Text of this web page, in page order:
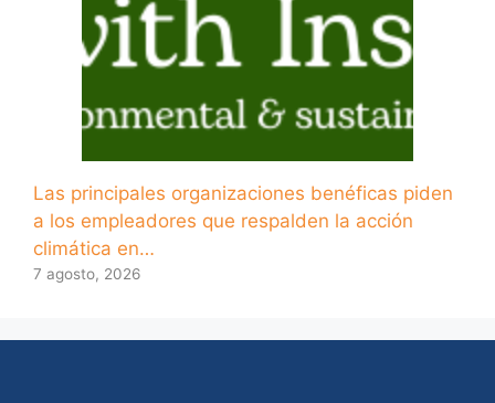
Las principales organizaciones benéficas piden
a los empleadores que respalden la acción
climática en…
7 agosto, 2026